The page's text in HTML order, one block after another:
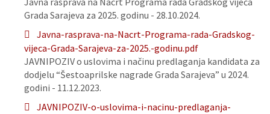
Grada Sarajeva za 2025. godinu - 28.10.2024.
Javna-rasprava-na-Nacrt-Programa-rada-Gradskog-
vijeca-Grada-Sarajeva-za-2025.-godinu.pdf
JAVNIPOZIV o uslovima i načinu predlaganja kandidata za
dodjelu “Šestoaprilske nagrade Grada Sarajeva” u 2024.
godini - 11.12.2023.
JAVNIPOZIV-o-uslovima-i-nacinu-predlaganja-